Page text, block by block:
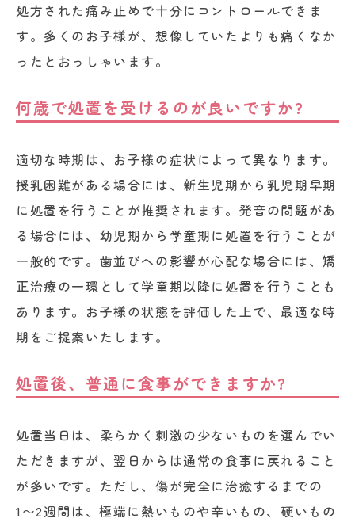
処方された痛み止めで十分にコントロールできま
す。多くのお子様が、想像していたよりも痛くなか
ったとおっしゃいます。
何歳で処置を受けるのが良いですか?
適切な時期は、お子様の症状によって異なります。
授乳困難がある場合には、新生児期から乳児期早期
に処置を行うことが推奨されます。発音の問題があ
る場合には、幼児期から学童期に処置を行うことが
一般的です。歯並びへの影響が心配な場合には、矯
正治療の一環として学童期以降に処置を行うことも
あります。お子様の状態を評価した上で、最適な時
期をご提案いたします。
処置後、普通に食事ができますか?
処置当日は、柔らかく刺激の少ないものを選んでい
ただきますが、翌日からは通常の食事に戻れること
が多いです。ただし、傷が完全に治癒するまでの
1〜2週間は、極端に熱いものや辛いもの、硬いもの